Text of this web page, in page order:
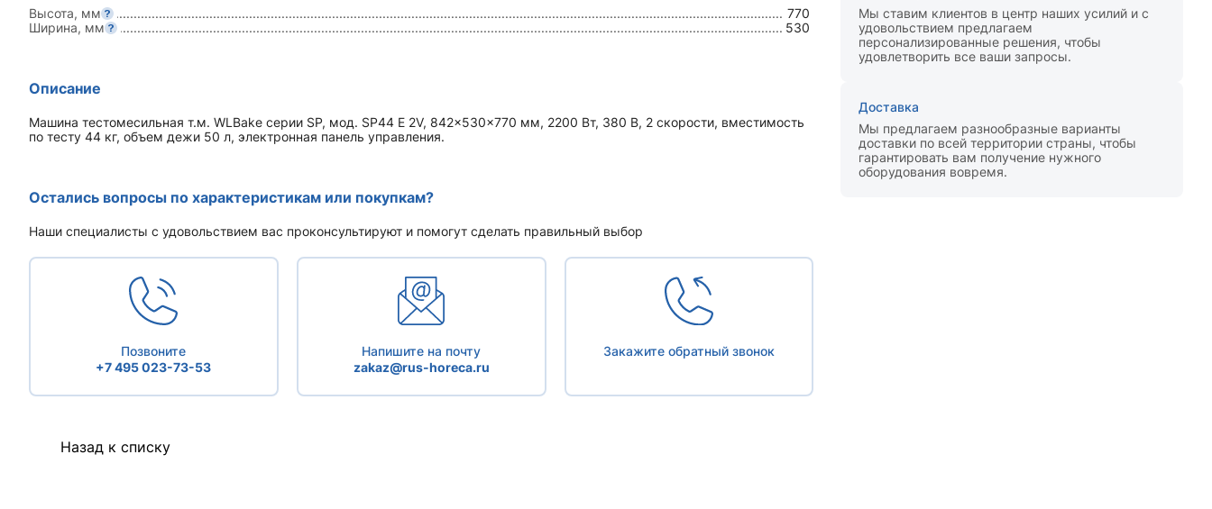
Высота, мм
770
Ширина, мм
530
Описание
Машина тестомесильная т.м. WLBake серии SP, мод. SP44 E 2V, 842x530x770 мм, 2200 Вт, 380 В, 2 скорости, вместимость
по тесту 44 кг, объем дежи 50 л, электронная панель управления.
Остались вопросы по характеристикам или покупкам?
Наши специалисты с удовольствием вас проконсультируют и помогут сделать правильный выбор
Позвоните
+7 495 023-73-53
Напишите на почту
zakaz@rus-horeca.ru
Закажите обратный звонок
Мы ставим клиентов в центр наших усилий и с
удовольствием предлагаем
персонализированные решения, чтобы
удовлетворить все ваши запросы.
Доставка
Мы предлагаем разнообразные варианты
доставки по всей территории страны, чтобы
гарантировать вам получение нужного
оборудования вовремя.
Назад к списку